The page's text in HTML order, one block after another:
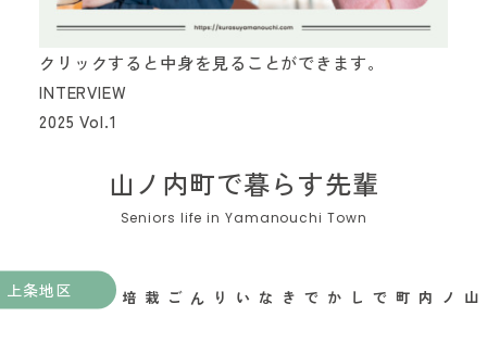
クリックすると中身を見ることができます。
INTERVIEW
2025 Vol.1
山ノ内町で暮らす先輩
上条地区
山ノ内町でしかできないりんご栽培がある